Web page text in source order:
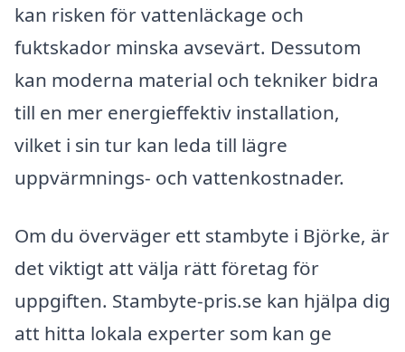
kan risken för vattenläckage och
fuktskador minska avsevärt. Dessutom
kan moderna material och tekniker bidra
till en mer energieffektiv installation,
vilket i sin tur kan leda till lägre
uppvärmnings- och vattenkostnader.
Om du överväger ett stambyte i Björke, är
det viktigt att välja rätt företag för
uppgiften. Stambyte-pris.se kan hjälpa dig
att hitta lokala experter som kan ge